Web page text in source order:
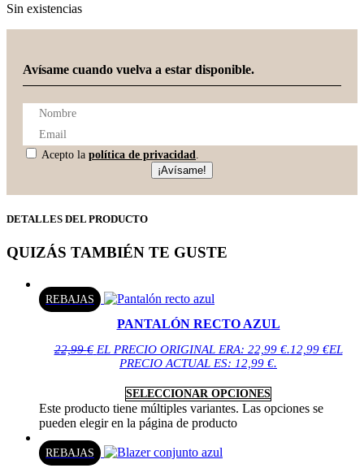
Sin existencias
Avísame cuando vuelva a estar disponible.
Acepto la política de privacidad.
¡Avísame!
DETALLES DEL PRODUCTO
QUIZÁS TAMBIÉN TE GUSTE
REBAJAS
PANTALÓN RECTO AZUL
22,99€ EL PRECIO ORIGINAL ERA: 22,99 €.12,99 €EL
PRECIO ACTUAL ES: 12,99 €.
SELECCIONAR OPCIONES
Este producto tiene múltiples variantes. Las opciones se
pueden elegir en la página de producto
REBAJAS